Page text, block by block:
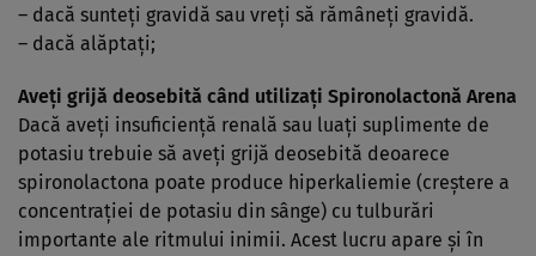
– dacă sunteţi gravidă sau vreţi să rămâneţi gravidă.
– dacă alăptaţi;
Aveţi grijă deosebită când utilizaţi Spironolactonă Arena
Dacă aveţi insuficienţă renală sau luaţi suplimente de
potasiu trebuie să aveţi grijă deosebită deoarece
spironolactona poate produce hiperkaliemie (creştere a
concentraţiei de potasiu din sânge) cu tulburări
importante ale ritmului inimii. Acest lucru apare şi în